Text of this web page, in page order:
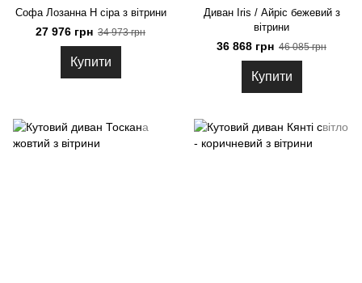
Софа Лозанна Н сіра з вітрини
27 976 грн 34 973 грн
Купити
Диван Iris / Айріс бежевий з
вітрини
36 868 грн 46 085 грн
Купити